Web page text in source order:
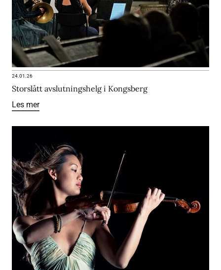
24.01.26
Storslått avslutningshelg i Kongsberg
Les mer